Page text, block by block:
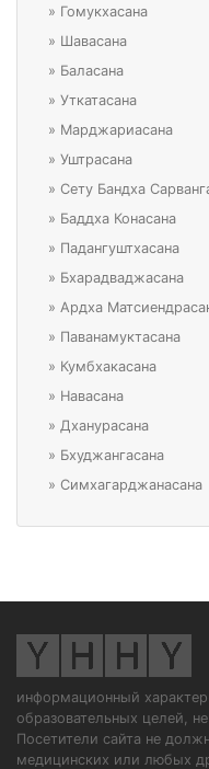
» Гомукхасана
» Шавасана
» Баласана
» Уткатасана
» Марджариасана
» Уштрасана
» Сету Бандха
» Баддха Конасана
» Падангуштхасана
» Бхарадваджасана
» Ардха
» Паванамуктасана
» Кумбхакасана
» Навасана
» Дханурасана
» Бхуджангасана
» Симхагарджанасана
информационный
образовательных целей,
Посетители сайта не
медицинских или любых